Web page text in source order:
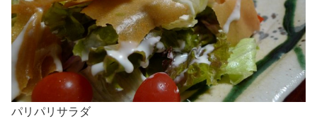
パリパリサラダ